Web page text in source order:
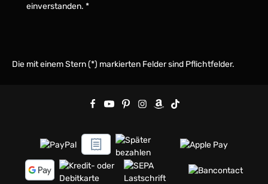
einverstanden. *
Die mit einem Stern (*) markierten Felder sind Pflichtfelder.